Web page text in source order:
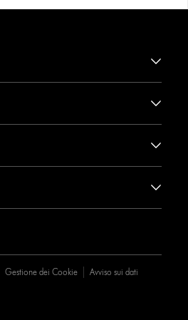
Gestione dei Cookie Avviso sui dati